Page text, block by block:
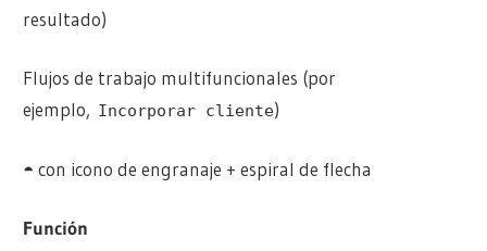
resultado)
Flujos de trabajo multifuncionales (por
ejemplo, Incorporar cliente)
◓ con icono de engranaje + espiral de flecha
Función